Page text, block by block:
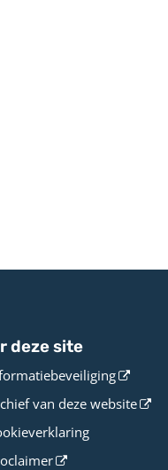
deze site
van deze website